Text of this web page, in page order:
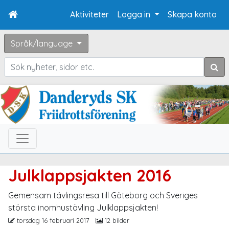
Aktiviteter Logga in Skapa konto
Språk/language
Sök
Julklappsjakten 2016
Gemensam tävlingsresa till Göteborg och Sveriges
största inomhustävling Julklappsjakten!
torsdag 16 februari 2017 12 bilder